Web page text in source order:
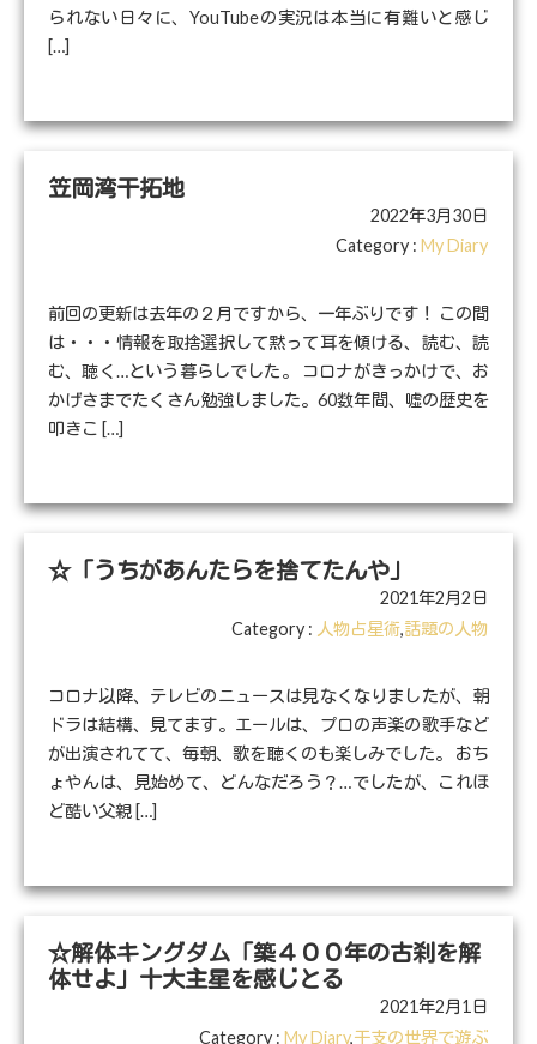
られない日々に、YouTubeの実況は本当に有難いと感じ
[…]
笠岡湾干拓地
2022年3月30日
Category : My Diary
前回の更新は去年の２月ですから、一年ぶりです！ この間
は・・・情報を取捨選択して黙って耳を傾ける、読む、読
む、聴く…という暮らしでした。 コロナがきっかけで、お
かげさまでたくさん勉強しました。60数年間、嘘の歴史を
叩きこ […]
☆「うちがあんたらを捨てたんや」
2021年2月2日
Category : 人物占星術,話題の人物
コロナ以降、テレビのニュースは見なくなりましたが、朝
ドラは結構、見てます。エールは、プロの声楽の歌手など
が出演されてて、毎朝、歌を聴くのも楽しみでした。 おち
ょやんは、見始めて、どんなだろう？…でしたが、これほ
ど酷い父親 […]
☆解体キングダム「築４００年の古刹を解
体せよ」十大主星を感じとる
2021年2月1日
Category :My Diary,干支の世界で遊ぶ